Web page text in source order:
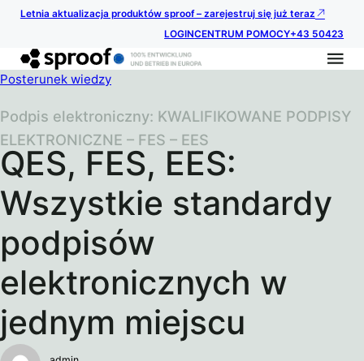
Letnia aktualizacja produktów sproof – zarejestruj się już teraz
LOGINCENTRUM POMOCY+43 50423
Posterunek wiedzy
QES, FES, EES:
Wszystkie standardy
podpisów
elektronicznych w
jednym miejscu
Podpis elektroniczny: KWALIFIKOWANE PODPISY
ELEKTRONICZNE – FES – EES